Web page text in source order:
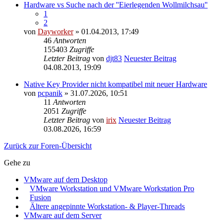
Hardware vs Suche nach der ''Eierlegenden Wollmilchsau''
1
2
von Dayworker» 01.04.2013, 17:49
46 Antworten
155403 Zugriffe
Letzter Beitrag von djt83 Neuester Beitrag
04.08.2013, 19:09
Native Key Provider nicht kompatibel mit neuer Hardware
von pcpanik » 31.07.2026, 10:51
11 Antworten
2051 Zugriffe
Letzter Beitrag von irix Neuester Beitrag
03.08.2026, 16:59
Zurück zur Foren-Übersicht
Gehe zu
VMware auf dem Desktop
VMware Workstation und VMware Workstation Pro
Fusion
Ältere angepinnte Workstation- & Player-Threads
VMware auf dem Server